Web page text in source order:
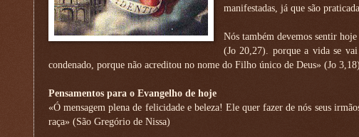
manifestadas, já que são
Nós também devemos sentir
(Jo 20,27). porque a vida se
condenado, porque não acreditou no nome do Filho único de Deus» (Jo 3,18).
Pensamentos para o Evangelho de hoje
«Ó mensagem plena de felicidade e beleza! Ele quer fazer de nós seus
raça» (São Gregório de Nissa)